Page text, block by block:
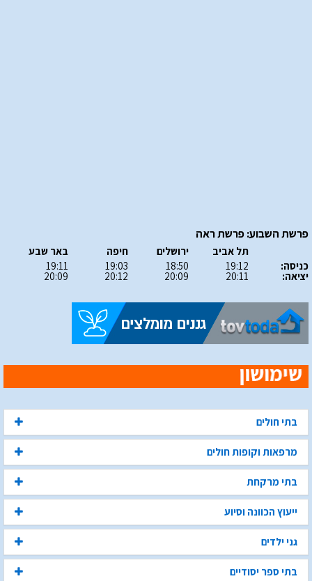
פרשת השבוע: פרשת ראה
כניסה:
יציאה:
תל אביב
19:12
20:11
ירושלים
18:50
20:09
חיפה
19:03
20:12
באר שבע
19:11
20:09
בתי חולים
מרפאות וקופות חולים
בתי מרקחת
ייעוץ הכוונה וסיוע
גני ילדים
בתי ספר יסודיים